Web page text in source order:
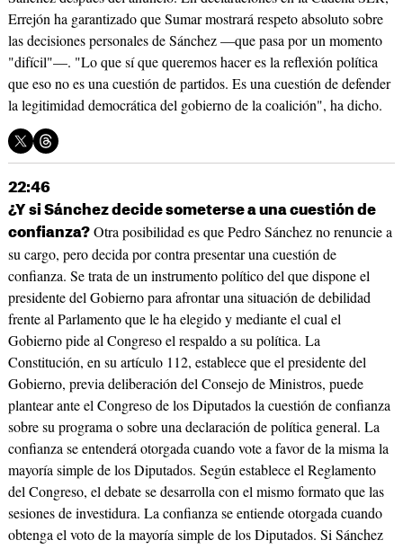
Errejón ha garantizado que Sumar mostrará respeto absoluto sobre
las decisiones personales de Sánchez —que pasa por un momento
"difícil"—. "Lo que sí que queremos hacer es la reflexión política
que eso no es una cuestión de partidos. Es una cuestión de defender
la legitimidad democrática del gobierno de la coalición", ha dicho.
22:46
¿Y si Sánchez decide someterse a una cuestión de
confianza?Otra posibilidad es que Pedro Sánchez no renuncie a
su cargo, pero decida por contra presentar una cuestión de
confianza. Se trata de un instrumento político del que dispone el
presidente del Gobierno para afrontar una situación de debilidad
frente al Parlamento que le ha elegido y mediante el cual el
Gobierno pide al Congreso el respaldo a su política. La
Constitución, en su artículo 112, establece que el presidente del
Gobierno, previa deliberación del Consejo de Ministros, puede
plantear ante el Congreso de los Diputados la cuestión de confianza
sobre su programa o sobre una declaración de política general. La
confianza se entenderá otorgada cuando vote a favor de la misma la
mayoría simple de los Diputados. Según establece el Reglamento
del Congreso, el debate se desarrolla con el mismo formato que las
sesiones de investidura. La confianza se entiende otorgada cuando
obtenga el voto de la mayoría simple de los Diputados. Si Sánchez